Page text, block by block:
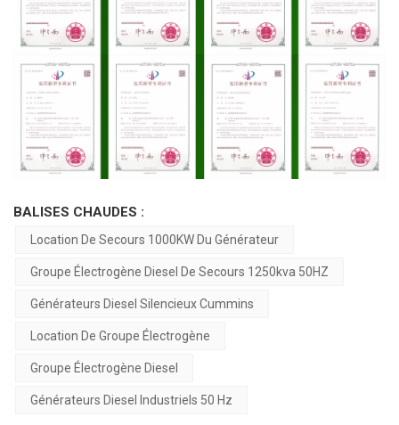
BALISES CHAUDES :
Location De Secours 1000KW Du Générateur
Groupe Électrogène Diesel De Secours 1250kva 50HZ
Générateurs Diesel Silencieux Cummins
Location De Groupe Électrogène
Groupe Électrogène Diesel
Générateurs Diesel Industriels 50 Hz